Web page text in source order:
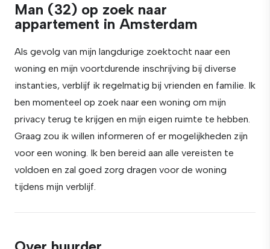
Man (32) op zoek naar
appartement in Amsterdam
Als gevolg van mijn langdurige zoektocht naar een
woning en mijn voortdurende inschrijving bij diverse
instanties, verblijf ik regelmatig bij vrienden en familie. Ik
ben momenteel op zoek naar een woning om mijn
privacy terug te krijgen en mijn eigen ruimte te hebben.
Graag zou ik willen informeren of er mogelijkheden zijn
voor een woning. Ik ben bereid aan alle vereisten te
voldoen en zal goed zorg dragen voor de woning
tijdens mijn verblijf.